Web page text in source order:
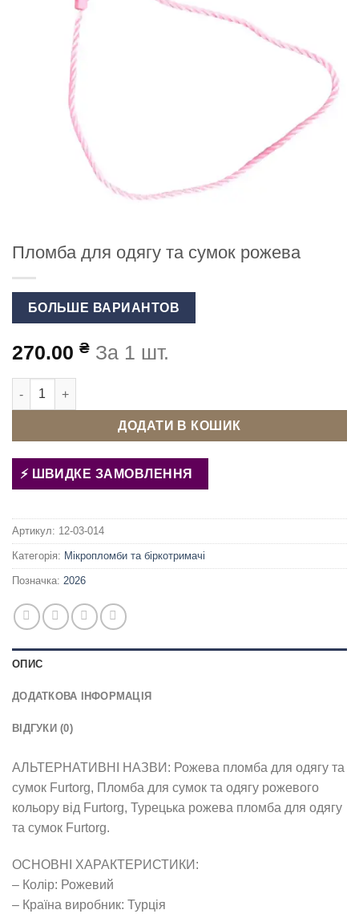
Пломба для одягу та сумок рожева
БОЛЬШЕ ВАРИАНТОВ
270.00 ₴ За 1 шт.
Пломба для одягу та сумок рожева кількість
ДОДАТИ В КОШИК
ШВИДКЕ ЗАМОВЛЕННЯ
Артикул: 12-03-014
Категорія: Мікропломби та біркотримачі
Позначка: 2026
ОПИС
ДОДАТКОВА ІНФОРМАЦІЯ
ВІДГУКИ (0)
АЛЬТЕРНАТИВНІ НАЗВИ: Рожева пломба для одягу та
сумок Furtorg, Пломба для сумок та одягу рожевого
кольору від Furtorg, Турецька рожева пломба для одягу
та сумок Furtorg.
ОСНОВНІ ХАРАКТЕРИСТИКИ:
– Колір: Рожевий
– Країна виробник: Турція